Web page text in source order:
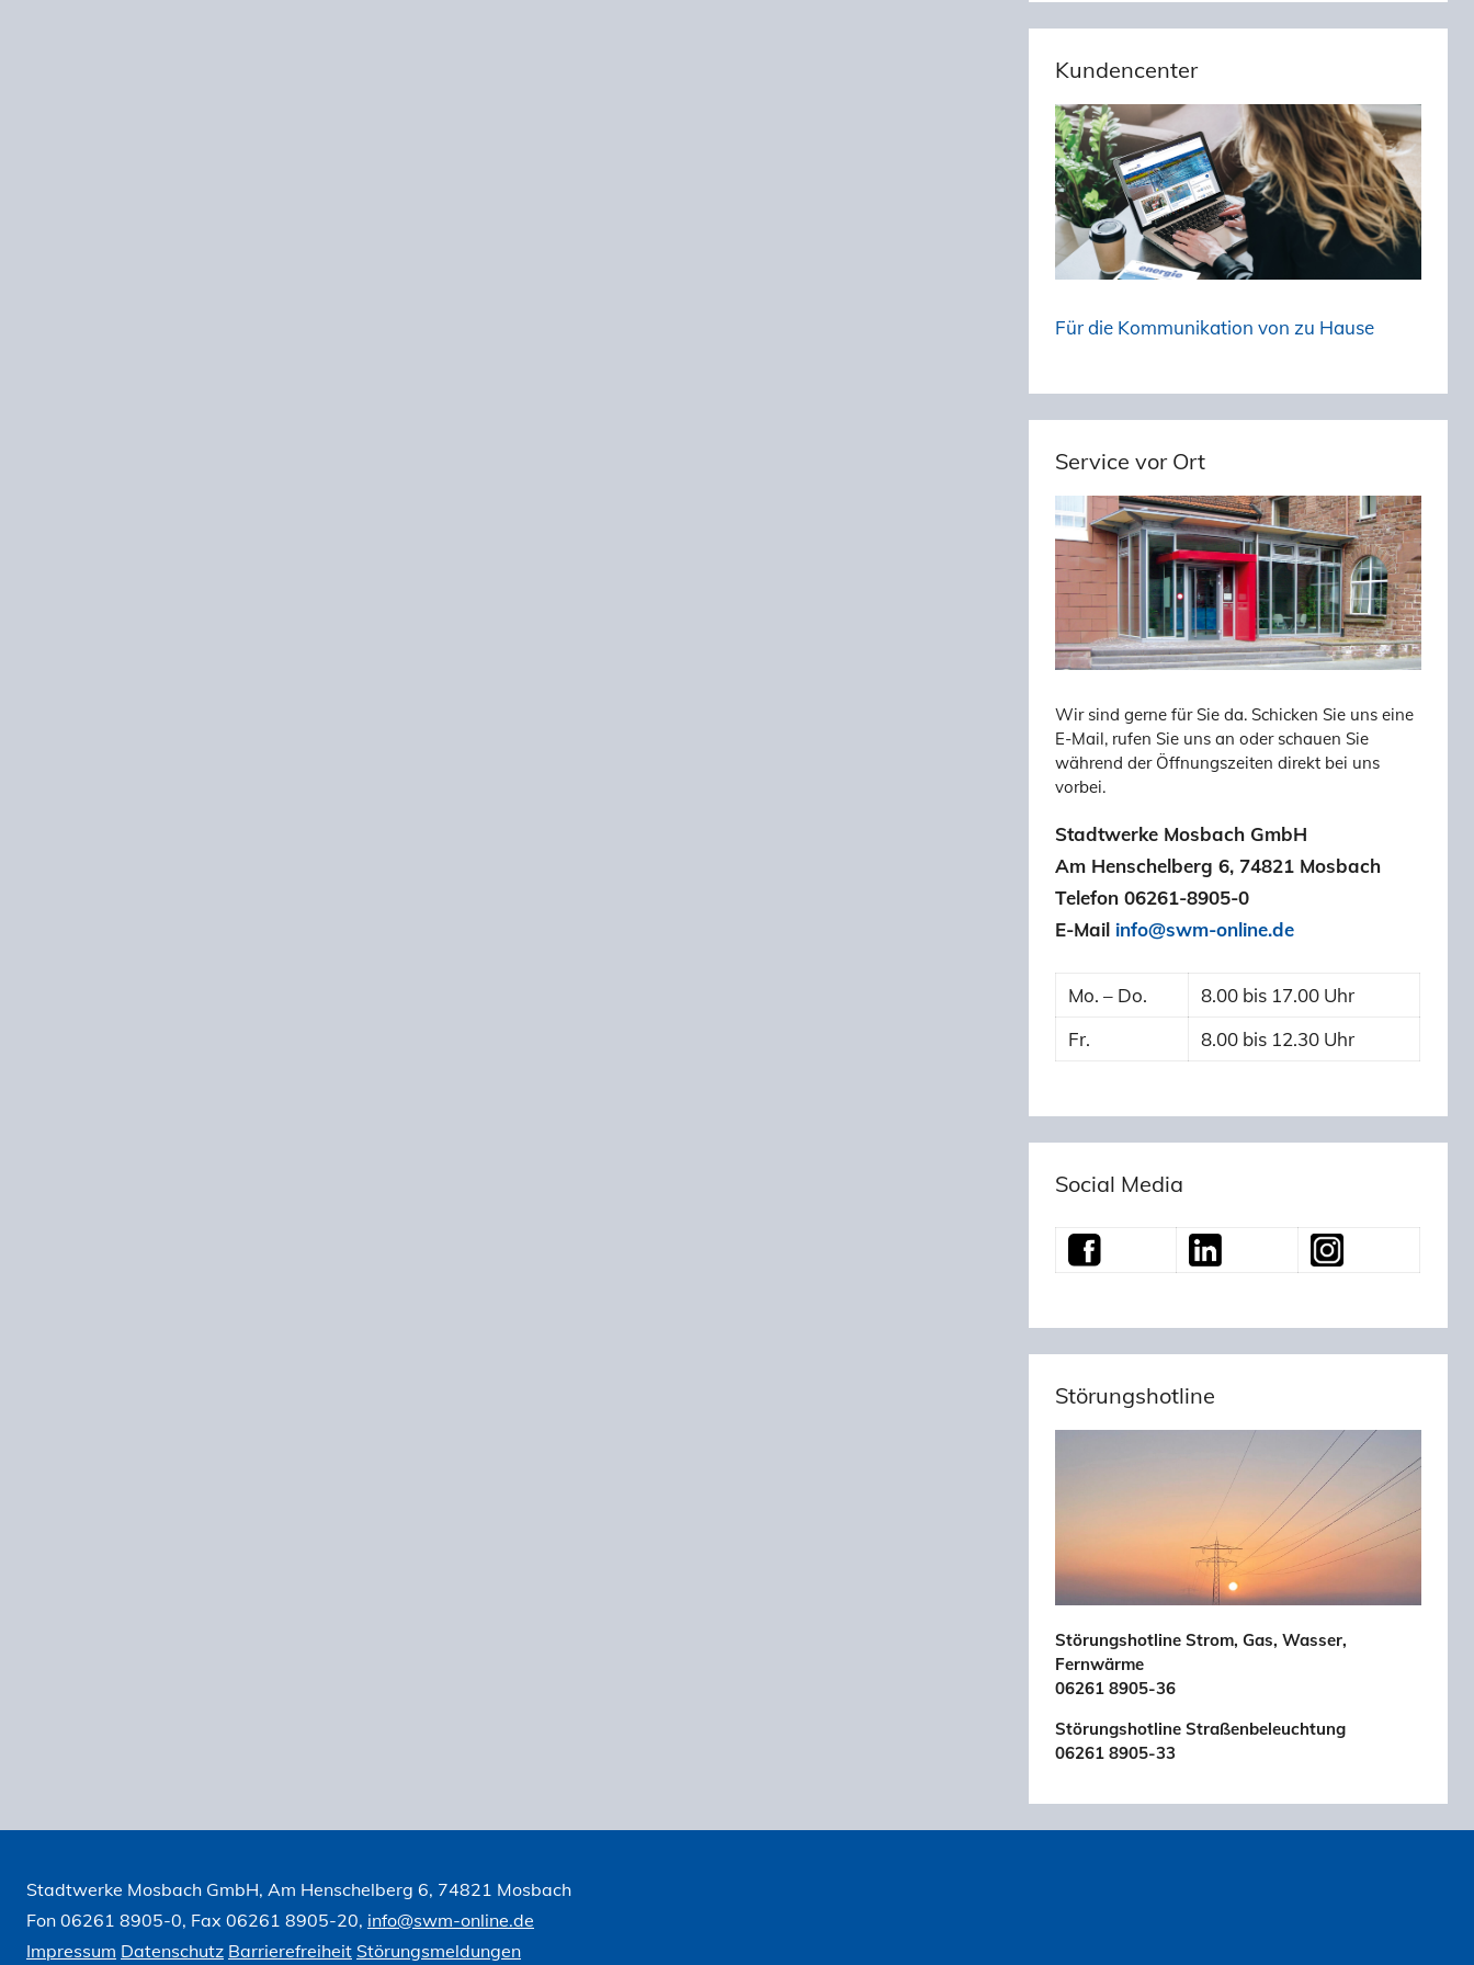
Kundencenter
Für die Kommunikation von zu Hause
Service vor Ort
Wir sind gerne für Sie da. Schicken Sie uns eine
E-Mail, rufen Sie uns an oder schauen Sie
während der Öffnungszeiten direkt bei uns
vorbei.
Stadtwerke Mosbach GmbH
Am Henschelberg 6, 74821 Mosbach
Telefon 06261-8905-0
E-Mail info@swm-online.de
Mo. – Do.
8.00 bis 17.00 Uhr
Fr.
8.00 bis 12.30 Uhr
Social Media
Störungshotline
Störungshotline Strom, Gas, Wasser,
Fernwärme
06261 8905-36
Störungshotline Straßenbeleuchtung
06261 8905-33
Stadtwerke Mosbach GmbH, Am Henschelberg 6, 74821 Mosbach
Fon 06261 8905-0, Fax 06261 8905-20, info@swm-online.de
Impressum Datenschutz Barrierefreiheit Störungsmeldungen